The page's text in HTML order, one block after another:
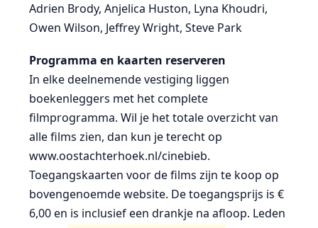
Adrien Brody, Anjelica Huston, Lyna Khoudri,
Owen Wilson, Jeffrey Wright, Steve Park
Programma en kaarten reserveren
In elke deelnemende vestiging liggen
boekenleggers met het complete
filmprogramma. Wil je het totale overzicht van
alle films zien, dan kun je terecht op
www.oostachterhoek.nl/cinebieb.
Toegangskaarten voor de films zijn te koop op
bovengenoemde website. De toegangsprijs is €
6,00 en is inclusief een drankje na afloop. Leden